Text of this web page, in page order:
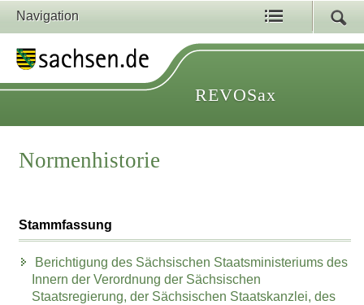
Navigation
REVOSax
Normenhistorie
Stammfassung
Berichtigung des Sächsischen Staatsministeriums des
Innern der Verordnung der Sächsischen
Staatsregierung, der Sächsischen Staatskanzlei, des